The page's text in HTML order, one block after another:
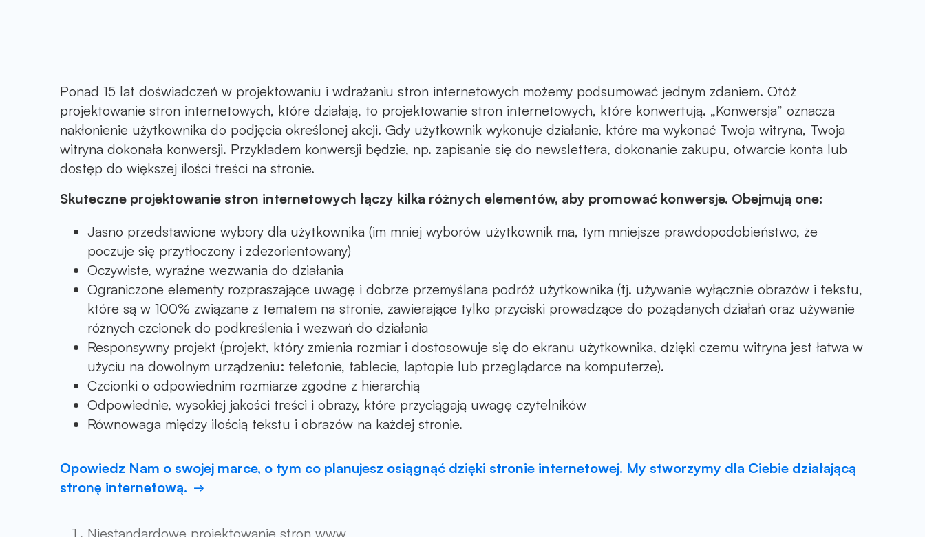
Ponad 15 lat doświadczeń w projektowaniu i wdrażaniu stron internetowych możemy podsumować jednym zdaniem. Otóż
projektowanie stron internetowych, które działają, to projektowanie stron internetowych, które konwertują. „Konwersja” oznacza
nakłonienie użytkownika do podjęcia określonej akcji. Gdy użytkownik wykonuje działanie, które ma wykonać Twoja witryna, Twoja
witryna dokonała konwersji. Przykładem konwersji będzie, np. zapisanie się do newslettera, dokonanie zakupu, otwarcie konta lub
dostęp do większej ilości treści na stronie.
Skuteczne projektowanie stron internetowych łączy kilka różnych elementów, aby promować konwersje. Obejmują one:
Jasno przedstawione wybory dla użytkownika (im mniej wyborów użytkownik ma, tym mniejsze prawdopodobieństwo, że
poczuje się przytłoczony i zdezorientowany)
Oczywiste, wyraźne wezwania do działania
Ograniczone elementy rozpraszające uwagę i dobrze przemyślana podróż użytkownika (tj. używanie wyłącznie obrazów i tekstu,
które są w 100% związane z tematem na stronie, zawierające tylko przyciski prowadzące do pożądanych działań oraz używanie
różnych czcionek do podkreślenia i wezwań do działania
Responsywny projekt (projekt, który zmienia rozmiar i dostosowuje się do ekranu użytkownika, dzięki czemu witryna jest łatwa w
użyciu na dowolnym urządzeniu: telefonie, tablecie, laptopie lub przeglądarce na komputerze).
Czcionki o odpowiednim rozmiarze zgodne z hierarchią
Odpowiednie, wysokiej jakości treści i obrazy, które przyciągają uwagę czytelników
Równowaga między ilością tekstu i obrazów na każdej stronie.
Opowiedz Nam o swojej marce, o tym co planujesz osiągnąć dzięki stronie internetowej. My stworzymy dla Ciebie działającą
stronę internetową.
Niestandardowe projektowanie stron www